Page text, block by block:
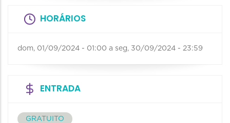
HORÁRIOS
dom, 01/09/2024 - 01:00 a seg, 30/09/2024 - 23:59
ENTRADA
GRATUITO